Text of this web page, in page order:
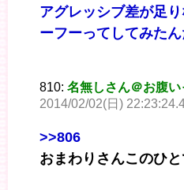
アグレッシブ差が足
ーフーってしてみた
810: 名無しさん＠お腹い
2014/02/02(日)
>>806
おまわりさんこのひ